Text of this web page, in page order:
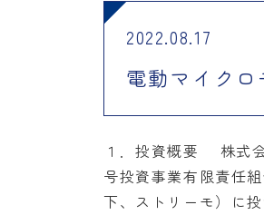
2022.08.17
電動マイク
１．投資概要 株式
号投資事業有限責任
下、ストリーモ）に